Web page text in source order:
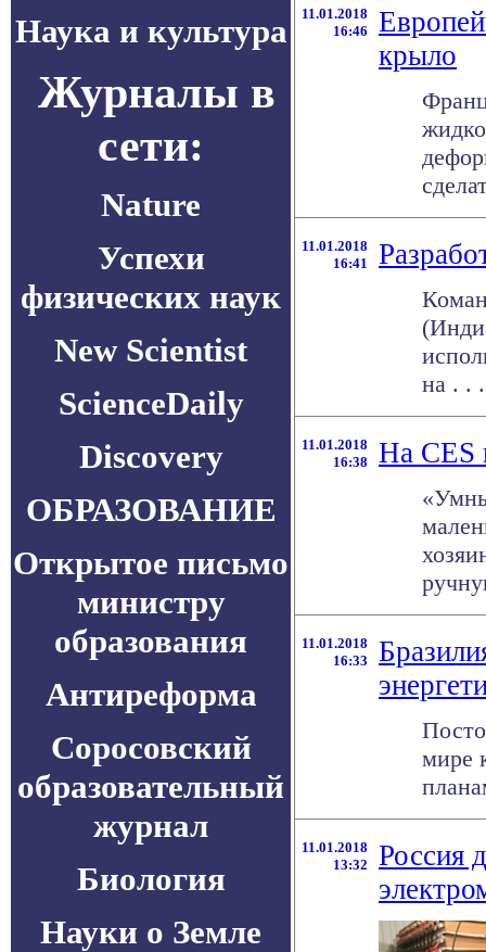
Наука и культура
Журналы в
сети:
Nature
Успехи
физических наук
New Scientist
ScienceDaily
Discovery
ОБРАЗОВАНИЕ
Открытое письмо
министру
образования
Антиреформа
Соросовский
образовательный
журнал
Биология
Науки о Земле
11.01.2018
16:46
крыло
11.01.2018
16:41
на . . .
11.01.2018
16:38
На CES
11.01.2018
16:33
мире
11.01.2018
13:32
Россия